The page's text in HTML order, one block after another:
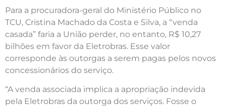
Para a procuradora-geral do Ministério Público no
TCU, Cristina Machado da Costa e Silva, a “venda
casada” faria a União perder, no entanto, R$ 10,27
bilhões em favor da Eletrobras. Esse valor
corresponde às outorgas a serem pagas pelos novos
concessionários do serviço.
“A venda associada implica a apropriação indevida
pela Eletrobras da outorga dos serviços. Fosse o